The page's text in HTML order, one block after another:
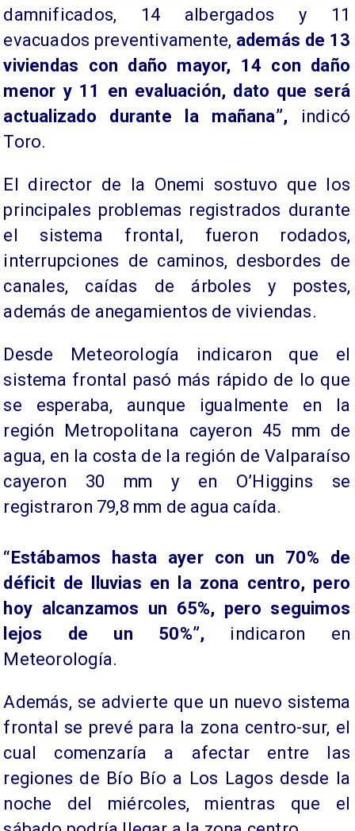
damnificados, 14 albergados y 11
evacuados preventivamente, además de 13
viviendas con daño mayor, 14 con daño
menor y 11 en evaluación, dato que será
actualizado durante la mañana”, indicó
Toro.
El director de la Onemi sostuvo que los
principales problemas registrados durante
el sistema frontal, fueron rodados,
interrupciones de caminos, desbordes de
canales, caídas de árboles y postes,
además de anegamientos de viviendas.
Desde Meteorología indicaron que el
sistema frontal pasó más rápido de lo que
se esperaba, aunque igualmente en la
región Metropolitana cayeron 45 mm de
agua, en la costa de la región de Valparaíso
cayeron 30 mm y en O’Higgins se
registraron 79,8 mm de agua caída.
“Estábamos hasta ayer con un 70% de
déficit de lluvias en la zona centro, pero
hoy alcanzamos un 65%, pero seguimos
lejos de un 50%”, indicaron en
Meteorología.
Además, se advierte que un nuevo sistema
frontal se prevé para la zona centro-sur, el
cual comenzaría a afectar entre las
regiones de Bío Bío a Los Lagos desde la
noche del miércoles, mientras que el